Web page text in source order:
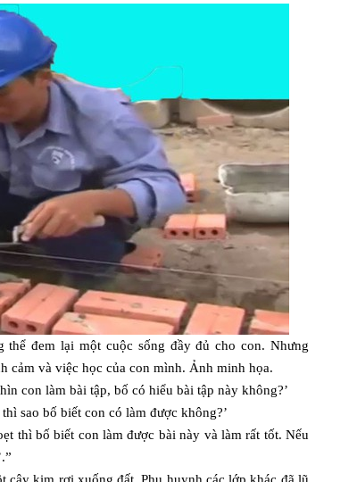
đem lại một cuộc sống đầy đủ cho con. Nhưng
cảm và việc học của con mình. Ảnh minh họa.
con làm bài tập, bố có hiểu bài tập này không?’
sao bố biết con có làm được không?’
thì bố biết con làm được bài này và làm rất tốt. Nếu